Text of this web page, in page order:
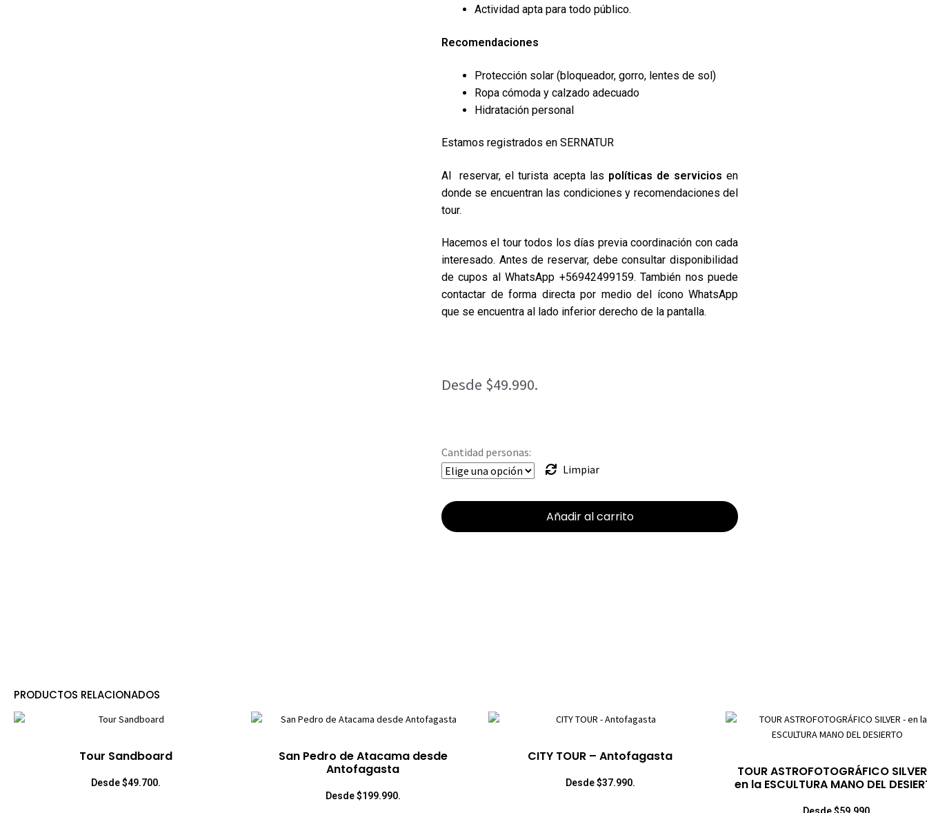
Actividad apta para todo público.
Recomendaciones
Protección solar (bloqueador, gorro, lentes de sol)
Ropa cómoda y calzado adecuado
Hidratación personal
Estamos registrados en SERNATUR
Al reservar, el turista acepta las políticas de servicios en
donde se encuentran las condiciones y recomendaciones del
tour.
Hacemos el tour todos los días previa coordinación con cada
interesado. Antes de reservar, debe consultar disponibilidad
de cupos al WhatsApp +56942499159. También nos puede
contactar de forma directa por medio del ícono WhatsApp
que se encuentra al lado inferior derecho de la pantalla.
Desde $49.990.
Cantidad personas:
Limpiar
Añadir al carrito
PRODUCTOS RELACIONADOS
Tour Sandboard
Desde $49.700.
San Pedro de Atacama desde
Antofagasta
Desde $199.990.
CITY TOUR – Antofagasta
Desde $37.990.
TOUR ASTROFOTOGRÁFICO
en la ESCULTURA MANO DEL